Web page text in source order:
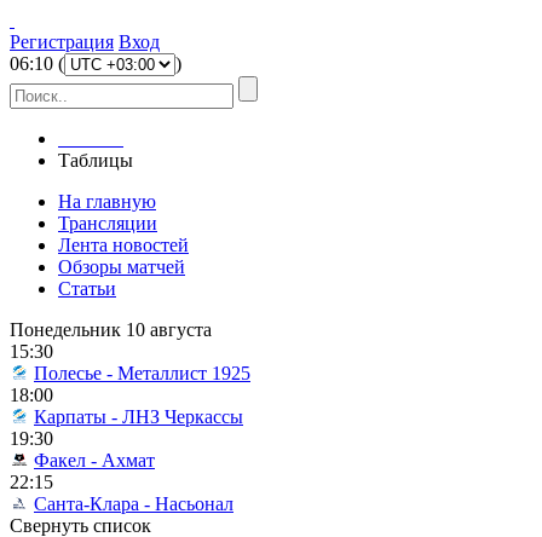
Регистрация Вход
06:10 ( )
Таблицы
На главную
Трансляции
Лента новостей
Обзоры матчей
Статьи
Понедельник 10 августа
15:30
Полесье - Металлист 1925
18:00
Карпаты - ЛНЗ Черкассы
19:30
Факел - Ахмат
22:15
Санта-Клара - Насьонал
Свернуть список